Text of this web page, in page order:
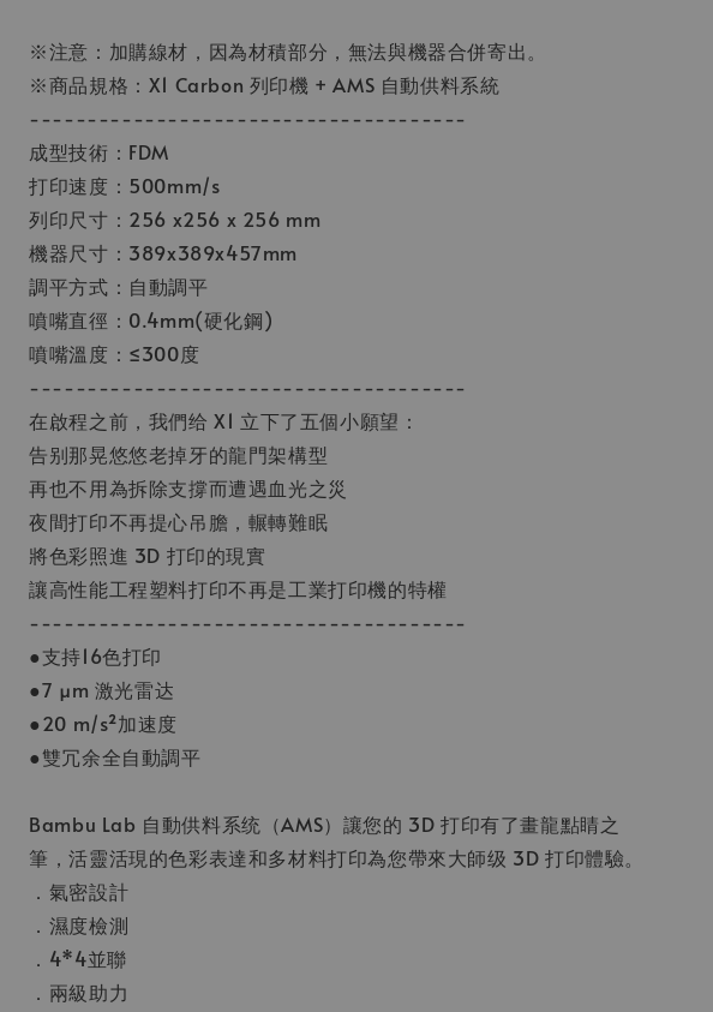
※注意：加購線材，因為材積部分，無法與機器合併寄出。
※商品規格：X1 Carbon 列印機 + AMS 自動供料系統
--------------------------------------
成型技術：FDM
打印速度：500mm/s
列印尺寸：256 x256 x 256 mm
機器尺寸：389x389x457mm
調平方式：自動調平
噴嘴直徑：0.4mm(硬化鋼)
噴嘴溫度：≤300度
--------------------------------------
在啟程之前，我們给 X1 立下了五個小願望：
告别那晃悠悠老掉牙的龍門架構型
再也不用為拆除支撐而遭遇血光之災
夜間打印不再提心吊膽，輾轉難眠
將色彩照進 3D 打印的現實
讓高性能工程塑料打印不再是工業打印機的特權
--------------------------------------
●支持16色打印
●7 μm 激光雷达
●20 m/s²加速度
●雙冗余全自動調平
Bambu Lab 自動供料系统（AMS）讓您的 3D 打印有了畫龍點睛之
筆，活靈活現的色彩表達和多材料打印為您帶來大師级 3D 打印體驗。
．氣密設計
．濕度檢測
．4*4並聯
．兩級助力